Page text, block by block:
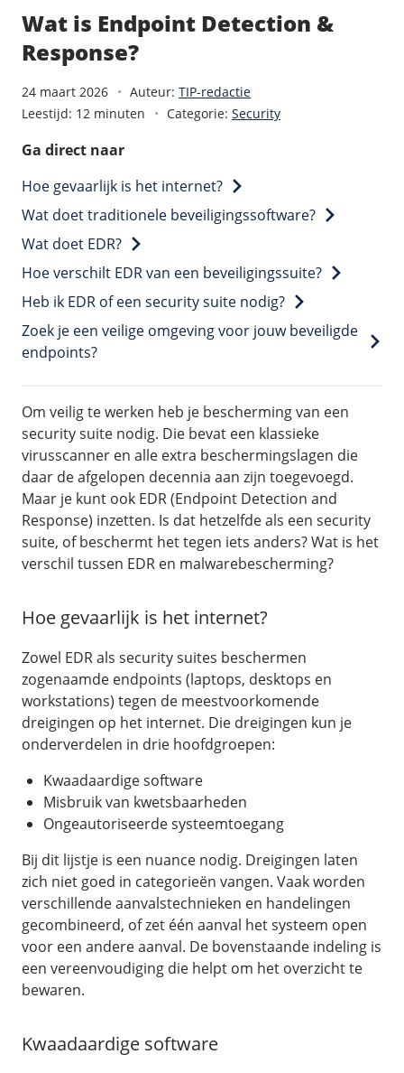
/Security & Compliance
Digitale toegankelijkheid
Verhuishulp
GDPR Protect
/Orchestration
Software
Linux Server
Windows Server
Microsoft Essentials
Plesk
cPanel
DirectAdmin
OpenClaw
n8n
/Networking
HA-IP
Load Balancer
Private Network
VPS-Firewall
Acronis Cyber Protect
Block Storage
Weekly Backups
Snapshots
/Overig
API
Fast Installs
Infrastructuur
BladeVPS
PerformanceVPS
Public Cloud
/Network
Load balancing
Bring Your Own IP
Dedicated IP Subnet
/ Volumes
Volume storage
Volume backups
Encrypted volumes
Prijsoverzicht
Secret management
STACK - online opslag
Acronis Cyber Protect
/Add-ons
AccessiWay - toegankelijkheid
Social Media Hub
iubenda - compliancy
Billdu - facturatieapp
Patchman
AI Site Assistant voor WordPress
TransIP
Ons verhaal
Legal & security
Contact
/Overig
Vacatures
Controlepaneel
Wat is Endpoint Detection &
Response?
24 maart 2026 Auteur: TIP-redactie
Leestijd: 12 minuten
Categorie: Security
Ga direct naar
Hoe gevaarlijk is het internet?
Wat doet traditionele beveiligingssoftware?
Wat doet EDR?
Hoe verschilt EDR van een beveiligingssuite?
Heb ik EDR of een security suite nodig?
Zoek je een veilige omgeving voor jouw beveiligde
endpoints?
Om veilig te werken heb je bescherming van een
security suite nodig. Die bevat een klassieke
virusscanner en alle extra beschermingslagen die
daar de afgelopen decennia aan zijn toegevoegd.
Maar je kunt ook EDR (Endpoint Detection and
Response) inzetten. Is dat hetzelfde als een security
suite, of beschermt het tegen iets anders? Wat is het
verschil tussen EDR en malwarebescherming?
Hoe gevaarlijk is het internet?
Zowel EDR als security suites beschermen
zogenaamde endpoints (laptops, desktops en
workstations) tegen de meestvoorkomende
dreigingen op het internet. Die dreigingen kun je
onderverdelen in drie hoofdgroepen:
Kwaadaardige software
Misbruik van kwetsbaarheden
Ongeautoriseerde systeemtoegang
Bij dit lijstje is een nuance nodig. Dreigingen laten
zich niet goed in categorieën vangen. Vaak worden
verschillende aanvalstechnieken en handelingen
gecombineerd, of zet één aanval het systeem open
voor een andere aanval. De bovenstaande indeling is
een vereenvoudiging die helpt om het overzicht te
bewaren.
Kwaadaardige software